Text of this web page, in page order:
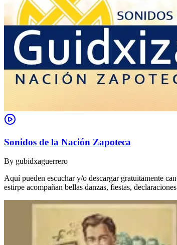
Sonidos de la Nación Zapoteca
By gubidxaguerrero
Aquí pueden escuchar y/o descargar gratuitamente
estirpe acompañan bellas danzas, fiestas,